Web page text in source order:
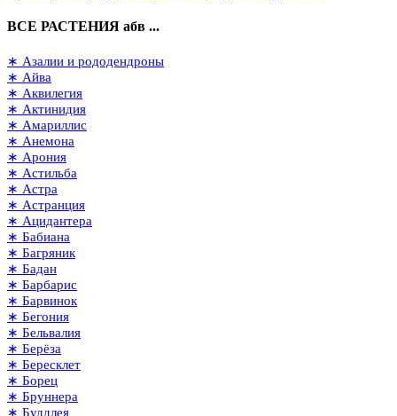
ВСЕ РАСТЕНИЯ абв ...
∗ Азалии и рододендроны
∗ Айва
∗ Аквилегия
∗ Актинидия
∗ Амариллис
∗ Анемона
∗ Арония
∗ Астильба
∗ Астра
∗ Астранция
∗ Ацидантера
∗ Бабиана
∗ Багряник
∗ Бадан
∗ Барбарис
∗ Барвинок
∗ Бегония
∗ Бельвалия
∗ Берёза
∗ Бересклет
∗ Борец
∗ Бруннера
∗ Буддлея